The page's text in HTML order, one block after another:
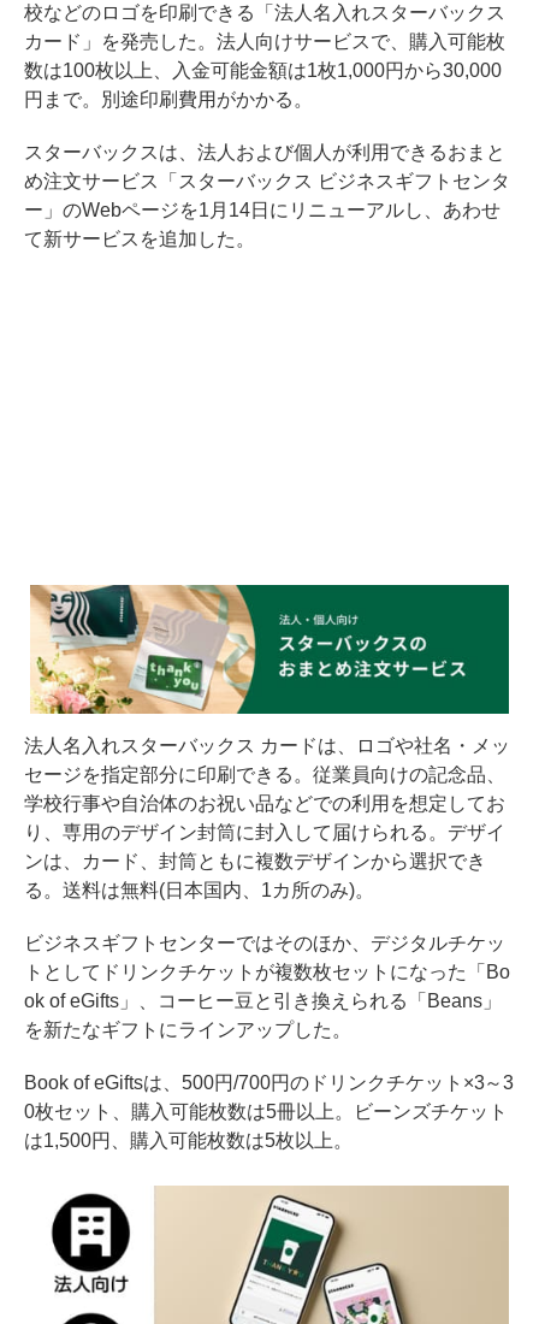
校などのロゴを印刷できる「法人名入れスターバックス
カード」を発売した。法人向けサービスで、購入可能枚
数は100枚以上、入金可能金額は1枚1,000円から30,000
円まで。別途印刷費用がかかる。
スターバックスは、法人および個人が利用できるおまと
め注文サービス「スターバックス ビジネスギフトセンタ
ー」のWebページを1月14日にリニューアルし、あわせ
て新サービスを追加した。
法人名入れスターバックス カードは、ロゴや社名・メッ
セージを指定部分に印刷できる。従業員向けの記念品、
学校行事や自治体のお祝い品などでの利用を想定してお
り、専用のデザイン封筒に封入して届けられる。デザイ
ンは、カード、封筒ともに複数デザインから選択でき
る。送料は無料(日本国内、1カ所のみ)。
ビジネスギフトセンターではそのほか、デジタルチケッ
トとしてドリンクチケットが複数枚セットになった「Bo
ok of eGifts」、コーヒー豆と引き換えられる「Beans」
を新たなギフトにラインアップした。
Book of eGiftsは、500円/700円のドリンクチケット×3～3
0枚セット、購入可能枚数は5冊以上。ビーンズチケット
は1,500円、購入可能枚数は5枚以上。